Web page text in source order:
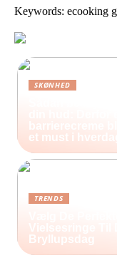
Keywords: ecooking
SKØNHED
barrierecreme
et must i
TRENDS
Vielsesringe Til
Bryllupsdag